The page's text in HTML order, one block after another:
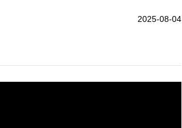
2025-08-04